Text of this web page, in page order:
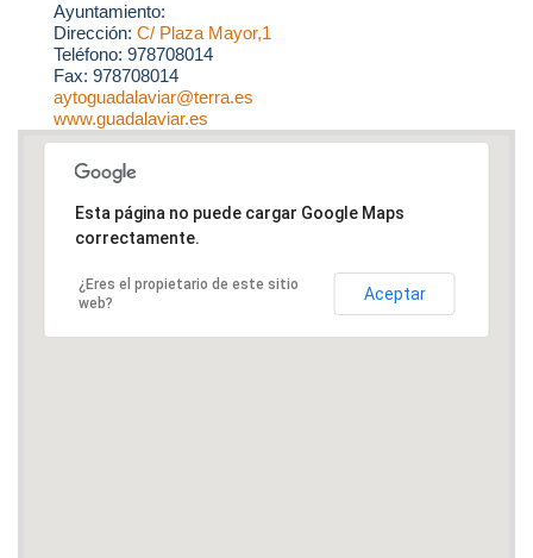
Ayuntamiento:
Dirección: C/ Plaza Mayor,1
Teléfono: 978708014
Fax: 978708014
aytoguadalaviar@terra.es
www.guadalaviar.es
Esta página no puede cargar Google Maps
correctamente.
¿Eres el propietario de este sitio
web?
Aceptar